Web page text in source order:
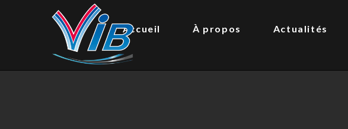
Accueil À propos Actualités